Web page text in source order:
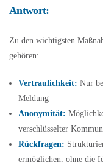
Antwort:
Zu den wichtigsten
gehören:
Vertraulichkeit: Nur
Meldung
Anonymität:
verschlüsselter
Rückfragen:
ermöglichen, ohne die